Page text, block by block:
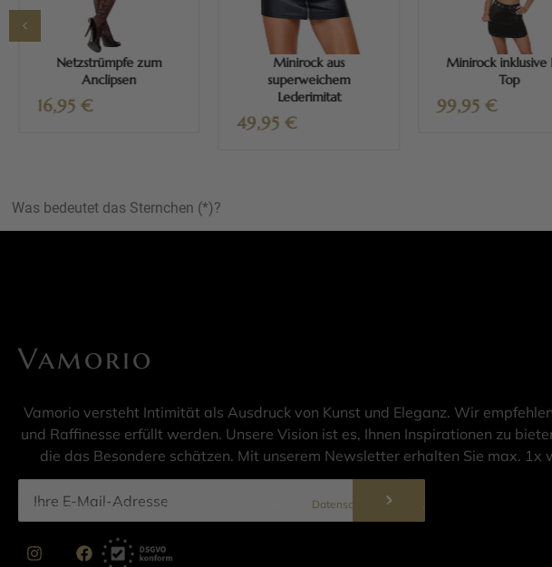
Netzstrümpfe zum
Anclipsen
16,95 €
Minirock aus
superweichem
Lederimitat
49,95€
Minirock inklusive
Top
99,95€
Was bedeutet das Sternchen (*)?
Vamorio
Vamorio versteht Intimität als Ausdruck von Kunst und Eleganz. Wir
und Raffinesse erfüllt werden. Unsere Vision ist es, Ihnen Inspirationen zu
die das Besondere schätzen. Mit unserem Newsletter erhalten Sie max.
Informationen zur Datenverarbeitung finden Sie in unserer Datenschutzerklärung .